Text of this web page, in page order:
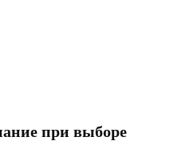
при выборе